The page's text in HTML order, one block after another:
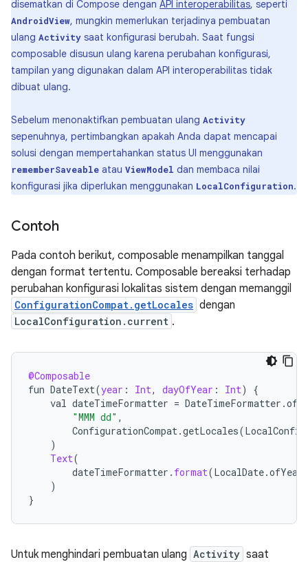
disematkan di Compose dengan API interoperabilitas, seperti
AndroidView, mungkin memerlukan terjadinya pembuatan
ulang Activity saat konfigurasi berubah. Saat fungsi
composable disusun ulang karena perubahan konfigurasi,
tampilan yang digunakan dalam API interoperabilitas tidak
dibuat ulang.
Sebelum menonaktifkan pembuatan ulang Activity
sepenuhnya, pertimbangkan apakah Anda dapat mencapai
solusi dengan mempertahankan status UI menggunakan
rememberSaveable atau ViewModel dan membaca nilai
konfigurasi jika diperlukan menggunakan LocalConfiguration.
Contoh
Pada contoh berikut, composable menampilkan tanggal
dengan format tertentu. Composable bereaksi terhadap
perubahan konfigurasi lokalitas sistem dengan memanggil
ConfigurationCompat.getLocales dengan
LocalConfiguration.current .
@Composable
fun DateText(year : Int, dayOfYear : Int)
{
val dateTimeFormatter = DateTimeFormatter .
"MMM dd" ,
ConfigurationCompat.getLocales(
)
Text(
dateTimeFormatter . format(LocalDate.
)
}
Untuk menghindari pembuatan ulang Activity saat